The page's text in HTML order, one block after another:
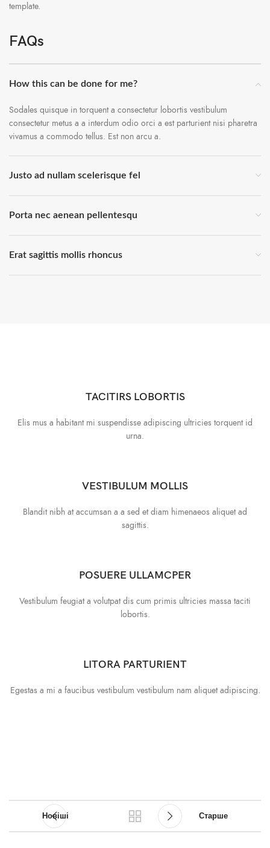
template.
FAQs
How this can be done for me?
Sodales quisque in torquent a consectetur lobortis vestibulum
consectetur metus a a interdum odio orci a est parturient nisi pharetra
vivamus a commodo tellus. Est non arcu a.
Justo ad nullam scelerisque fel
Porta nec aenean pellentesqu
Erat sagittis mollis rhoncus
TACITIRS LOBORTIS
Elis mus a habitant mi suspendisse adipiscing ultricies torquent id
urna.
VESTIBULUM MOLLIS
Blandit nibh at accumsan a a sed et diam himenaeos aliquet ad
sagittis.
POSUERE ULLAMCPER
Vestibulum feugiat a volutpat dis cum primis ultricies massa taciti
lobortis.
LITORA PARTURIENT
Egestas a mi a faucibus vestibulum vestibulum nam aliquet adipiscing.
Новіші Старше